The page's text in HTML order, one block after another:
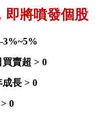
即將噴發個股
3%~5%
賣超 > 0
長 > 0
0